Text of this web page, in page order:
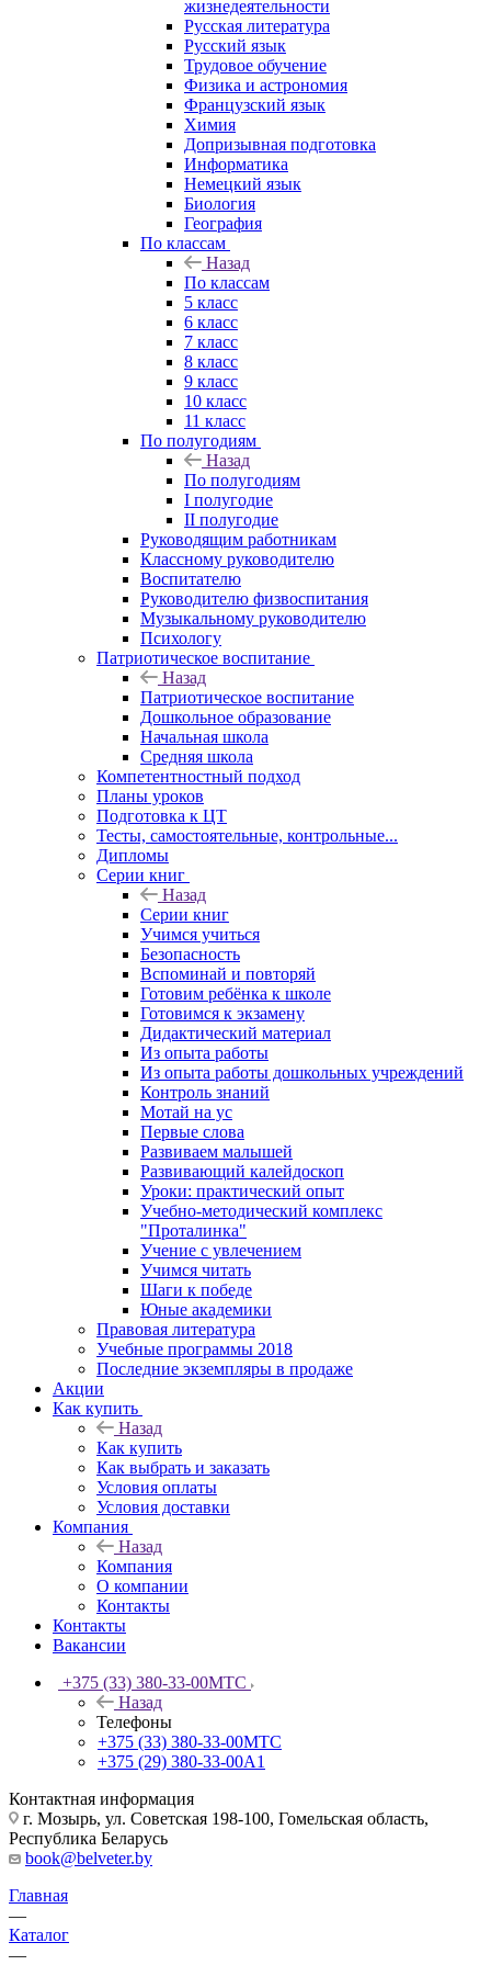
жизнедеятельности
Русская литература
Русский язык
Трудовое обучение
Физика и астрономия
Французский язык
Химия
Допризывная подготовка
Информатика
Немецкий язык
Биология
География
По классам
Назад
По классам
5 класс
6 класс
7 класс
8 класс
9 класс
10 класс
11 класс
По полугодиям
Назад
По полугодиям
I полугодие
II полугодие
Руководящим работникам
Классному руководителю
Воспитателю
Руководителю физвоспитания
Музыкальному руководителю
Психологу
Патриотическое воспитание
Назад
Патриотическое воспитание
Дошкольное образование
Начальная школа
Средняя школа
Компетентностный подход
Планы уроков
Подготовка к ЦТ
Тесты, самостоятельные, контрольные...
Дипломы
Серии книг
Назад
Серии книг
Учимся учиться
Безопасность
Вспоминай и повторяй
Готовим ребёнка к школе
Готовимся к экзамену
Дидактический материал
Из опыта работы
Из опыта работы дошкольных учреждений
Контроль знаний
Мотай на ус
Первые слова
Развиваем малышей
Развивающий калейдоскоп
Уроки: практический опыт
Учебно-методический комплекс
"Проталинка"
Учение с увлечением
Учимся читать
Шаги к победе
Юные академики
Правовая литература
Учебные программы 2018
Последние экземпляры в продаже
Акции
Как купить
Назад
Как купить
Как выбрать и заказать
Условия оплаты
Условия доставки
Компания
Назад
Компания
О компании
Контакты
Контакты
Вакансии
+375 (33) 380-33-00МТС
Назад
Телефоны
+375 (33) 380-33-00МТС
+375 (29) 380-33-00А1
Контактная информация
г. Мозырь, ул. Советская 198-100, Гомельская область,
Республика Беларусь
book@belveter.by
Главная
—
Каталог
—